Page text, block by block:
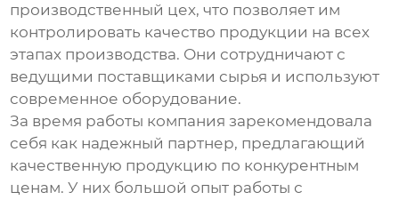
производственный цех, что позволяет им
контролировать качество продукции на всех
этапах производства. Они сотрудничают с
ведущими поставщиками сырья и используют
современное оборудование.
За время работы компания зарекомендовала
себя как надежный партнер, предлагающий
качественную продукцию по конкурентным
ценам. У них большой опыт работы с